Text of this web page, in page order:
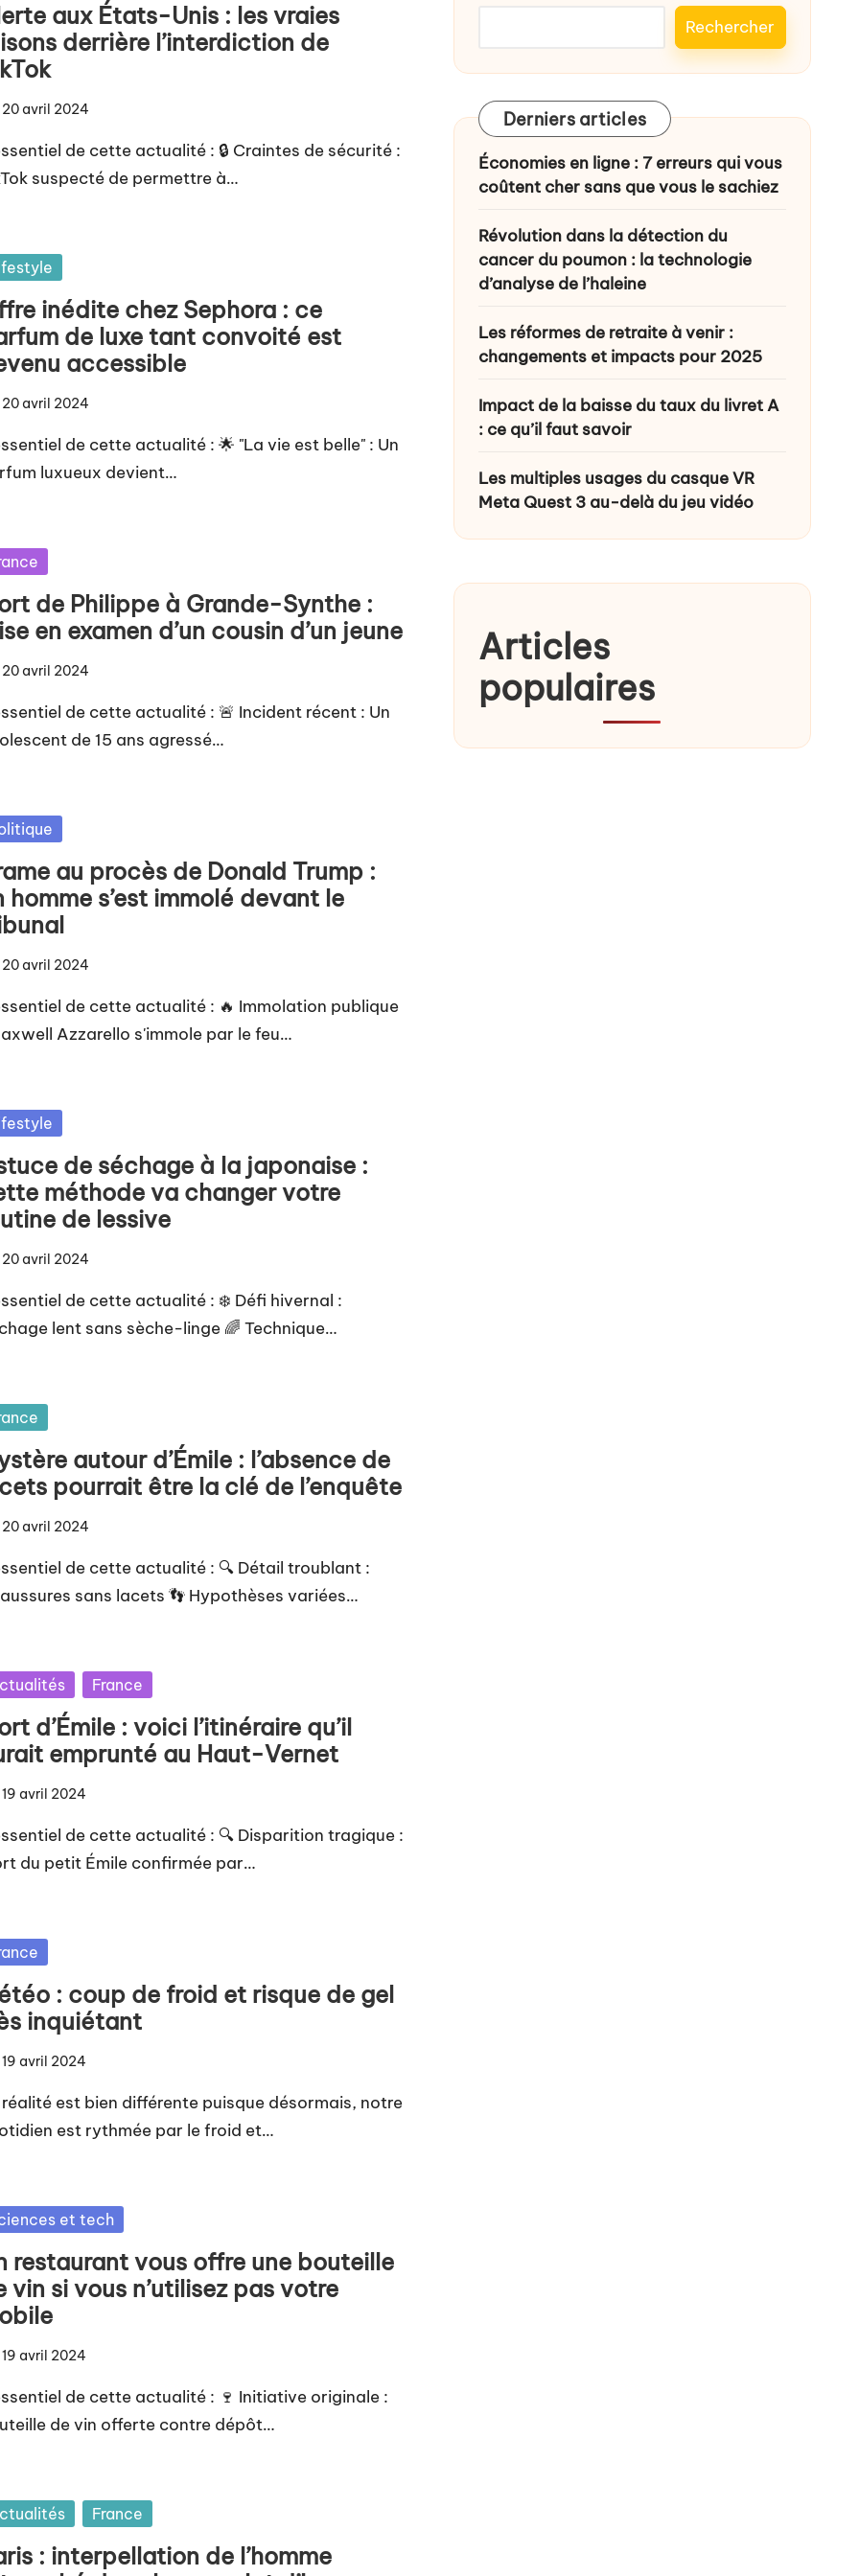
aux États-Unis : les vraies
derrière l’interdiction de
20 avril 2024
de cette actualité : 🔒 Craintes de sécurité :
suspecté de permettre à…
inédite chez Sephora : ce
de luxe tant convoité est
accessible
20 avril 2024
de cette actualité : 🌟 "La vie est belle" : Un
luxueux devient…
de Philippe à Grande-Synthe :
en examen d’un cousin d’un jeune
20 avril 2024
de cette actualité : 🚨 Incident récent : Un
de 15 ans agressé…
au procès de Donald Trump :
homme s’est immolé devant le
20 avril 2024
de cette actualité : 🔥 Immolation publique
Azzarello s'immole par le feu…
de séchage à la japonaise :
méthode va changer votre
de lessive
20 avril 2024
de cette actualité : ❄️ Défi hivernal :
lent sans sèche-linge 🌈 Technique…
autour d’Émile : l’absence de
pourrait être la clé de l’enquête
20 avril 2024
de cette actualité : 🔍 Détail troublant :
sans lacets 👣 Hypothèses variées…
France
d’Émile : voici l’itinéraire qu’il
emprunté au Haut-Vernet
19 avril 2024
de cette actualité : 🔍 Disparition tragique :
du petit Émile confirmée par…
: coup de froid et risque de gel
inquiétant
19 avril 2024
est bien différente puisque désormais, notre
est rythmée par le froid et…
et tech
restaurant vous offre une bouteille
vin si vous n’utilisez pas votre
19 avril 2024
de cette actualité : 🍷 Initiative originale :
de vin offerte contre dépôt…
France
: interpellation de l’homme
Rechercher
Derniers articles
Économies en ligne : 7 erreurs qui vous
coûtent cher sans que vous le sachiez
Révolution dans la détection du
cancer du poumon : la technologie
d’analyse de l’haleine
Les réformes de retraite à venir :
changements et impacts pour 2025
Impact de la baisse du taux du livret A
: ce qu’il faut savoir
Les multiples usages du casque VR
Meta Quest 3 au-delà du jeu vidéo
Articles
populaires